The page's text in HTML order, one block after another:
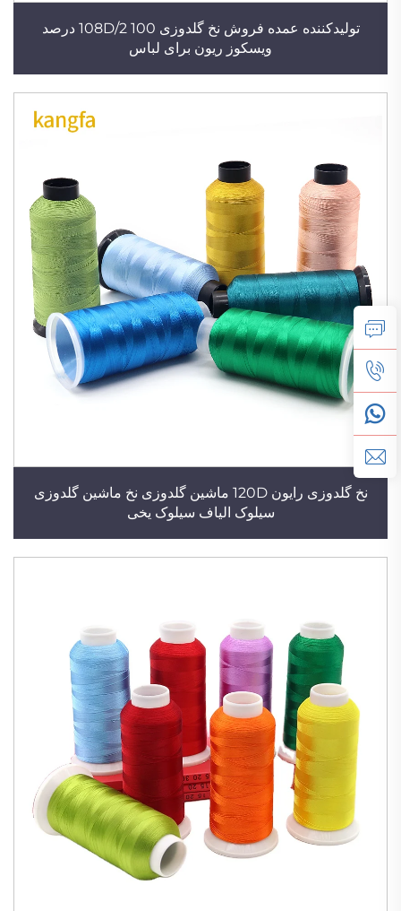
تولیدکننده عمده فروش نخ گلدوزی 108D/2 100 درصد
ویسکوز ریون برای لباس
نخ گلدوزی رایون 120D ماشین گلدوزی نخ ماشین گلدوزی
سیلوک الیاف سیلوک یخی